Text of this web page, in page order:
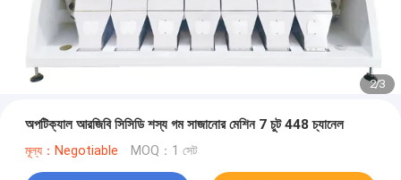
2/3
অপটিক্যাল আরজিবি সিসিডি শস্য গম সাজানোর মেশিন 7 চুট 448 চ্যানেল
মূল্য：Negotiable MOQ：1 সেট